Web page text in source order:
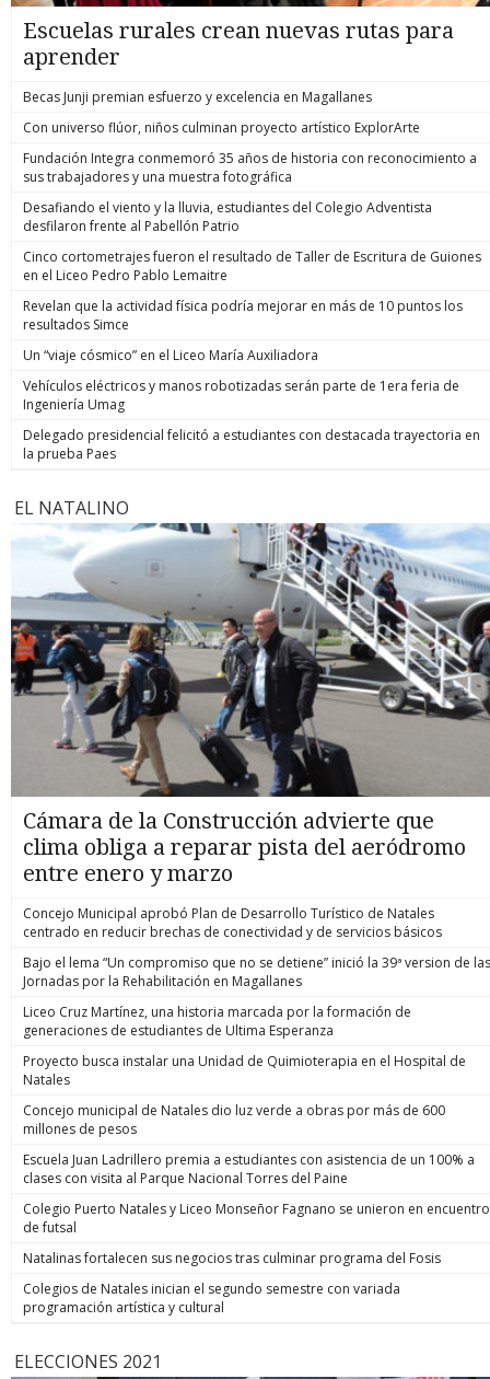
Escuelas rurales crean nuevas rutas para
aprender
Becas Junji premian esfuerzo y excelencia en Magallanes
Con universo flúor, niños culminan proyecto artístico ExplorArte
Fundación Integra conmemoró 35 años de historia con reconocimiento a
sus trabajadores y una muestra fotográfica
Desafiando el viento y la lluvia, estudiantes del Colegio Adventista
desfilaron frente al Pabellón Patrio
Cinco cortometrajes fueron el resultado de Taller de Escritura de Guiones
en el Liceo Pedro Pablo Lemaitre
Revelan que la actividad física podría mejorar en más de 10 puntos los
resultados Simce
Un “viaje cósmico” en el Liceo María Auxiliadora
Vehículos eléctricos y manos robotizadas serán parte de 1era feria de
Ingeniería Umag
Delegado presidencial felicitó a estudiantes con destacada trayectoria en
la prueba Paes
EL NATALINO
Cámara de la Construcción advierte que
clima obliga a reparar pista del aeródromo
entre enero y marzo
Concejo Municipal aprobó Plan de Desarrollo Turístico de Natales
centrado en reducir brechas de conectividad y de servicios básicos
Bajo el lema “Un compromiso que no se detiene” inició la 39ª version de las
Jornadas por la Rehabilitación en Magallanes
Liceo Cruz Martínez, una historia marcada por la formación de
generaciones de estudiantes de Ultima Esperanza
Proyecto busca instalar una Unidad de Quimioterapia en el Hospital de
Natales
Concejo municipal de Natales dio luz verde a obras por más de 600
millones de pesos
Escuela Juan Ladrillero premia a estudiantes con asistencia de un 100% a
clases con visita al Parque Nacional Torres del Paine
Colegio Puerto Natales y Liceo Monseñor Fagnano se unieron en encuentro
de futsal
Natalinas fortalecen sus negocios tras culminar programa del Fosis
Colegios de Natales inician el segundo semestre con variada
programación artística y cultural
ELECCIONES 2021